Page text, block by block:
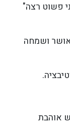
פשוט רצה"
ושמחה
אוהבת